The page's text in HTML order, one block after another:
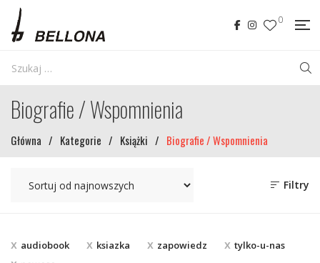
0
Biografie / Wspomnienia
Główna / Kategorie / Książki / Biografie / Wspomnienia
Filtry
audiobook ksiazka zapowiedz
tylko-u-nas